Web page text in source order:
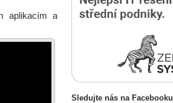
aplikacím a
Sledujte nás na Facebooku